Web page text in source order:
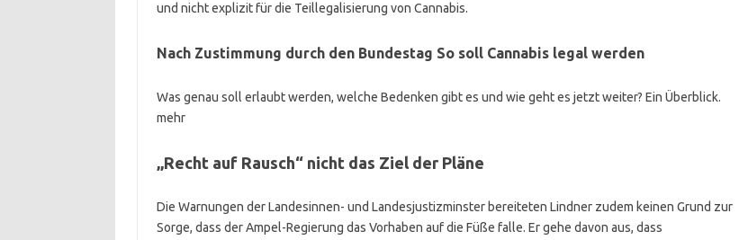
und nicht explizit für die Teillegalisierung von Cannabis.
Nach Zustimmung durch den Bundestag So soll Cannabis legal werden
Was genau soll erlaubt werden, welche Bedenken gibt es und wie geht es jetzt weiter? Ein Überblick.
mehr
„Recht auf Rausch“ nicht das Ziel der Pläne
Die Warnungen der Landesinnen- und Landesjustizminster bereiteten Lindner zudem keinen Grund zur
Sorge, dass der Ampel-Regierung das Vorhaben auf die Füße falle. Er gehe davon aus, dass